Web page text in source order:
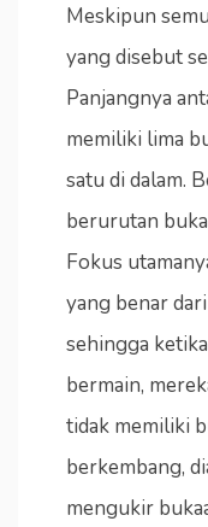
Meskipun
yang disebut
Panjangnya
memiliki lima
satu di dalam.
berurutan
Fokus
yang benar
sehingga
bermain,
tidak memiliki
berkembang,
mengukir